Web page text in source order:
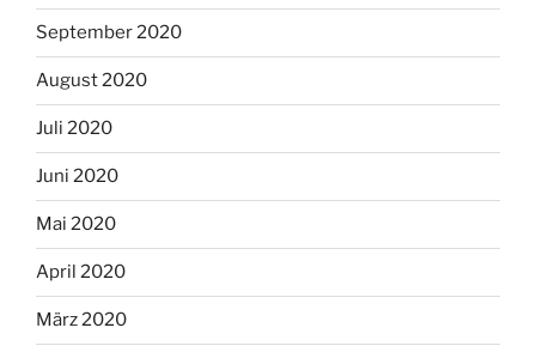
September 2020
August 2020
Juli 2020
Juni 2020
Mai 2020
April 2020
März 2020